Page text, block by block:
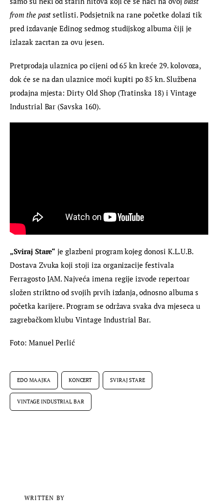
from the past setlisti. Podsjetnik na rane početke dolazi tik
pred izdavanje Edinog sedmog studijskog albuma čiji je
izlazak zacrtan za ovu jesen.
Pretprodaja ulaznica po cijeni od 65 kn kreće 29. kolovoza,
dok će se na dan ulaznice moći kupiti po 85 kn. Službena
prodajna mjesta: Dirty Old Shop (Tratinska 18) i Vintage
Industrial Bar (Savska 160).
„Sviraj Stare“ je glazbeni program kojeg donosi K.L.U.B.
Dostava Zvuka koji stoji iza organizacije festivala
Ferragosto JAM. Najveća imena regije izvode repertoar
složen striktno od svojih prvih izdanja, odnosno albuma s
početka karijere. Program se održava svaka dva mjeseca u
zagrebačkom klubu Vintage Industrial Bar.
Foto: Manuel Perlić
EDO MAAJKA KONCERT SVIRAJ STARE
VINTAGE INDUSTRIAL BAR
WRITTEN BY